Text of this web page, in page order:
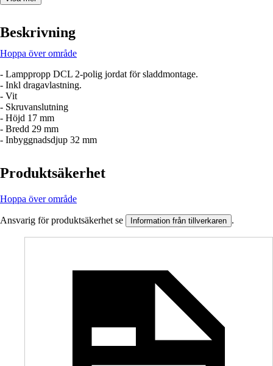
Beskrivning
Hoppa över område
- Lamppropp DCL 2-polig jordat för sladdmontage.
- Inkl dragavlastning.
- Vit
- Skruvanslutning
- Höjd 17 mm
- Bredd 29 mm
- Inbyggnadsdjup 32 mm
Produktsäkerhet
Hoppa över område
Ansvarig för produktsäkerhet se Information från tillverkaren .